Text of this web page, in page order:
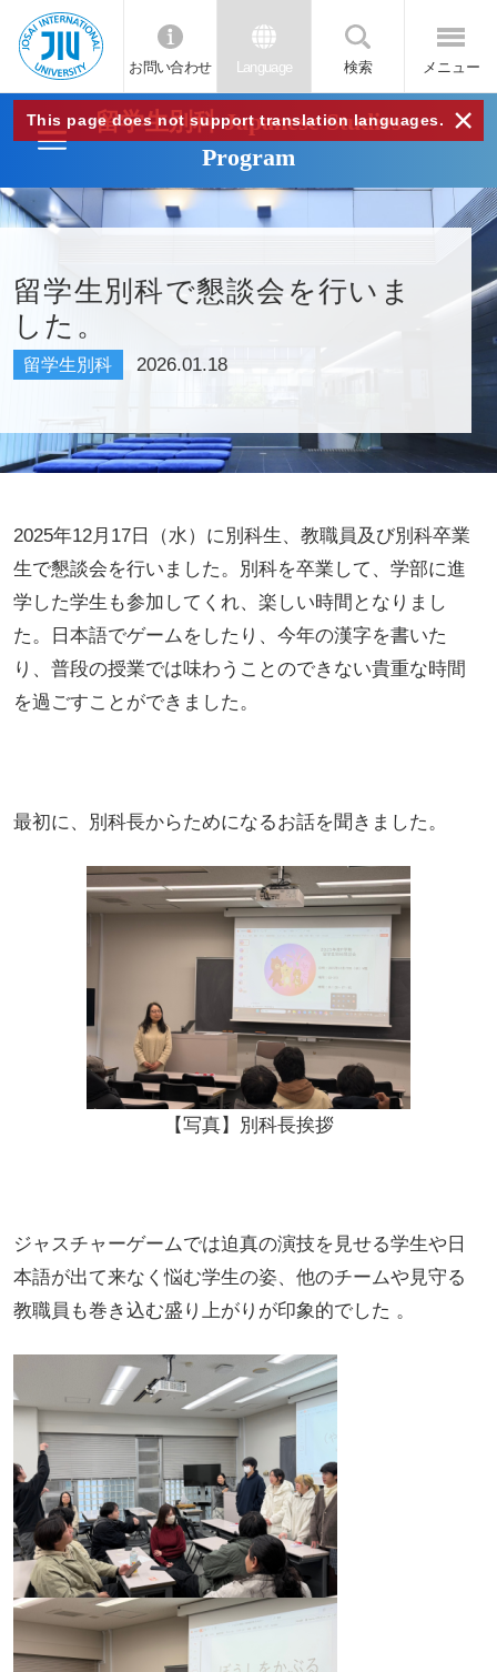
JIU
城西
国際
大学
お問い合わせ Language 検索 メニュー
This page does not support translation languages. ×
留学生別科 Japanese Studies
Program
留学生別科で懇談会を行いま
した。
留学生別科 2026.01.18
2025年12月17日（水）に別科生、教職員及び別科卒業
生で懇談会を行いました。別科を卒業して、学部に進
学した学生も参加してくれ、楽しい時間となりまし
た。日本語でゲームをしたり、今年の漢字を書いた
り、普段の授業では味わうことのできない貴重な時間
を過ごすことができました。
最初に、別科長からためになるお話を聞きました。
【写真】別科長挨拶
ジャスチャーゲームでは迫真の演技を見せる学生や日
本語が出て来なく悩む学生の姿、他のチームや見守る
教職員も巻き込む盛り上がりが印象的でした 。